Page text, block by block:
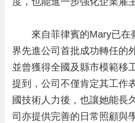
府
網
站
資
料
來自菲律賓的Mary已在
界先進公司首批成功轉任的
並曾獲得全國及縣市模範移
提到，公司不僅肯定其工作
國技術人力後，也讓她能長
司亦提供完善的日常照顧與